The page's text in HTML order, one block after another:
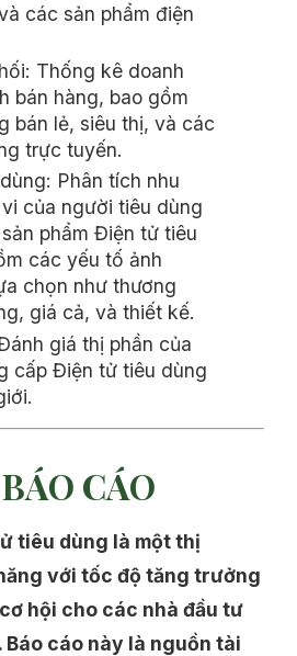
các sản phẩm điện
Thống kê doanh
bán hàng, bao gồm
bán lẻ, siêu thị, và các
trực tuyến.
Phân tích nhu
của người tiêu dùng
phẩm Điện tử tiêu
các yếu tố ảnh
chọn như thương
giá cả, và thiết kế.
giá thị phần của
cấp Điện tử tiêu dùng
CÁO
tiêu dùng là một thị
với tốc độ tăng trưởng
hội cho các nhà đầu tư
cáo này là nguồn tài